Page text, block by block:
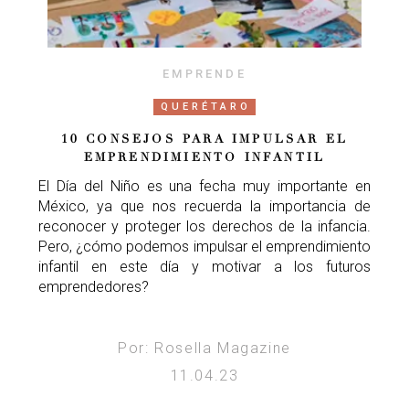
EMPRENDE
QUERÉTARO
10 CONSEJOS PARA IMPULSAR EL
EMPRENDIMIENTO INFANTIL
El Día del Niño es una fecha muy importante en
México, ya que nos recuerda la importancia de
reconocer y proteger los derechos de la infancia.
Pero, ¿cómo podemos impulsar el emprendimiento
infantil en este día y motivar a los futuros
emprendedores?
Por: Rosella Magazine
11.04.23